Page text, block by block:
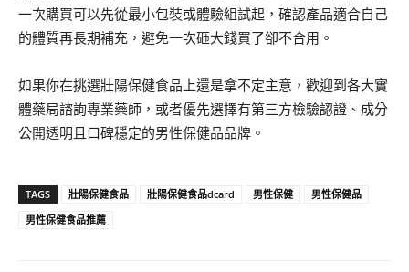
一次購買可以先從最小包裝或體驗組試起，確認產品適合自己
的體質再長期補充，避免一次砸大錢買了卻不合用。
如果你在挑選壯陽保健食品上還是拿不定主意，歡迎到各大實
體藥局諮詢專業藥師，或者優先選擇有第三方檢驗認證、成分
公開透明且口碑穩定的男性保健品品牌。
TAGS 壯陽保健食品 壯陽保健食品dcard 男性保健
男性保健品
男性保健食品推薦